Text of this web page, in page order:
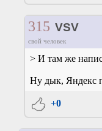
315 VSV
свой человек
> И там же
Ну дык, Яндекс
+0